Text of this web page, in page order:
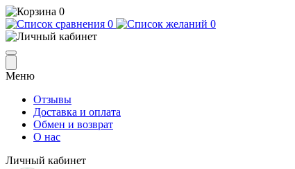
0
0
0
Меню
Отзывы
Доставка и оплата
Обмен и возврат
О нас
Личный кабинет